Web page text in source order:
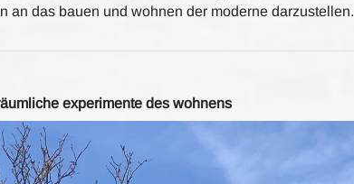
an das bauen und wohnen der moderne darzustellen.
experimente des wohnens